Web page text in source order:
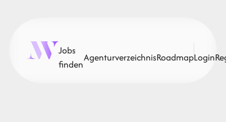
Jobs
finden
AgenturverzeichnisRoadmapLogin